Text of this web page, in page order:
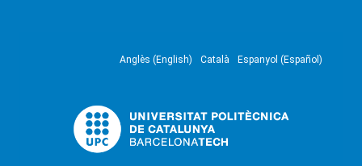
Anglès (English) Català Espanyol (Español)